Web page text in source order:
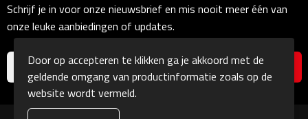
Rekenmachines
Document- & Schrijfmappen
Documentmappen
Schrijf je in voor onze nieuwsbrief en mis nooit meer één van
onze leuke aanbiedingen of updates.
Door op accepteren te klikken ga je akkoord met de
geldende omgang van productinformatie zoals op de
website wordt vermeld.